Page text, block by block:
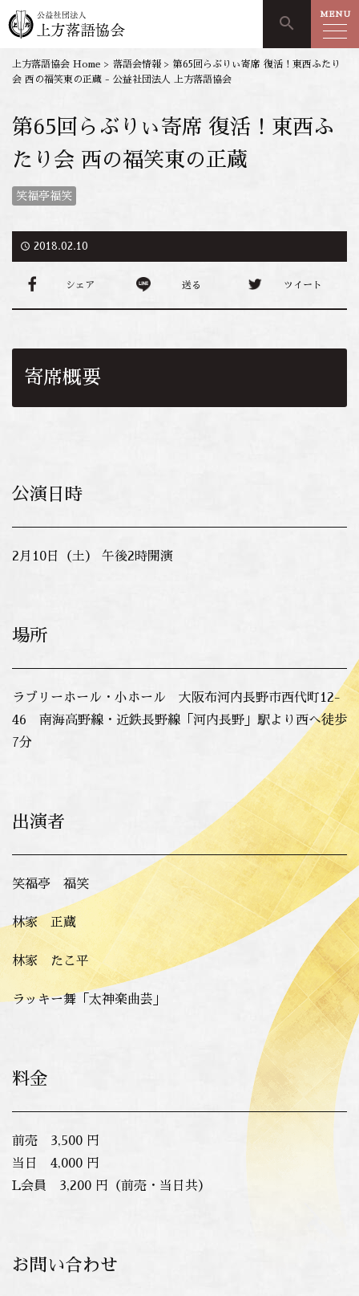
search MENU
上方落語協会 Home > 落語会情報 > 第65回らぶりぃ寄席 復活！東西ふたり
会 西の福笑東の正蔵 - 公益社団法人 上方落語協会
第65回らぶりぃ寄席 復活！東西ふ
たり会 西の福笑東の正蔵
笑福亭福笑
access_time 2018.02.10
シェア 送る ツイート
寄席概要
公演日時
2月10日（土） 午後2時開演
場所
ラブリーホール・小ホール 大阪布河内長野市西代町12-
46 南海高野線・近鉄長野線「河内長野」駅より西へ徒歩
7分
出演者
笑福亭 福笑
林家 正蔵
林家 たこ平
ラッキー舞「太神楽曲芸」
料金
前売 3,500 円
当日 4,000 円
L会員 3,200 円（前売・当日共）
お問い合わせ